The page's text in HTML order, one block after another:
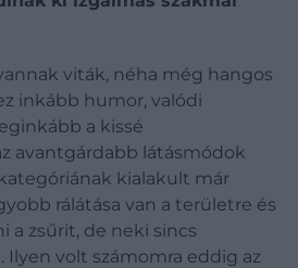
viták, néha még hangos
inkább humor, valódi
a kissé
avantgárdabb látásmódok
kialakult már
rálátása van a területre és
a zsűrit, de neki sincs
Ilyen volt számomra eddig az